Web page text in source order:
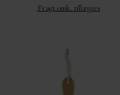
Fragt omk. tillægges